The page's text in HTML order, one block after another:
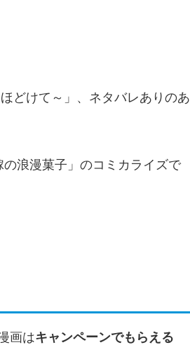
どけて～」、ネタバレありのあ
浪漫菓子」のコミカライズで
画はキャンペーンでもらえる